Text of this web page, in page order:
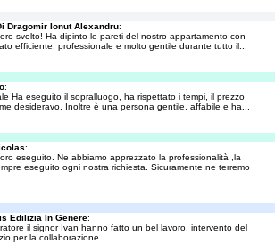
Dragomir Ionut Alexandru:
svolto! Ha dipinto le pareti del nostro appartamento con
efficiente, professionale e molto gentile durante tutto il...
:
Ha eseguito il sopralluogo, ha rispettato i tempi, il prezzo
desideravo. Inoltre è una persona gentile, affabile e ha...
:
eseguito. Ne abbiamo apprezzato la professionalità ,la
eseguito ogni nostra richiesta. Sicuramente ne terremo
Edilizia In Genere:
il signor Ivan hanno fatto un bel lavoro, intervento del
per la collaborazione.